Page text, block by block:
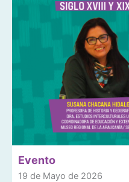
Evento
19 de Mayo de 2026